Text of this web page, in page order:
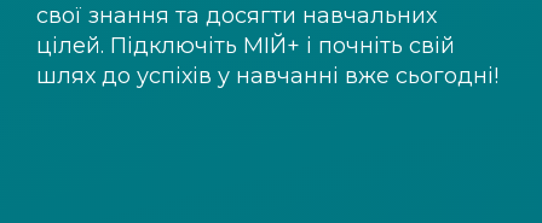
свої знання та досягти навчальних
цілей. Підключіть МІЙ+ і почніть свій
шлях до успіхів у навчанні вже сьогодні!